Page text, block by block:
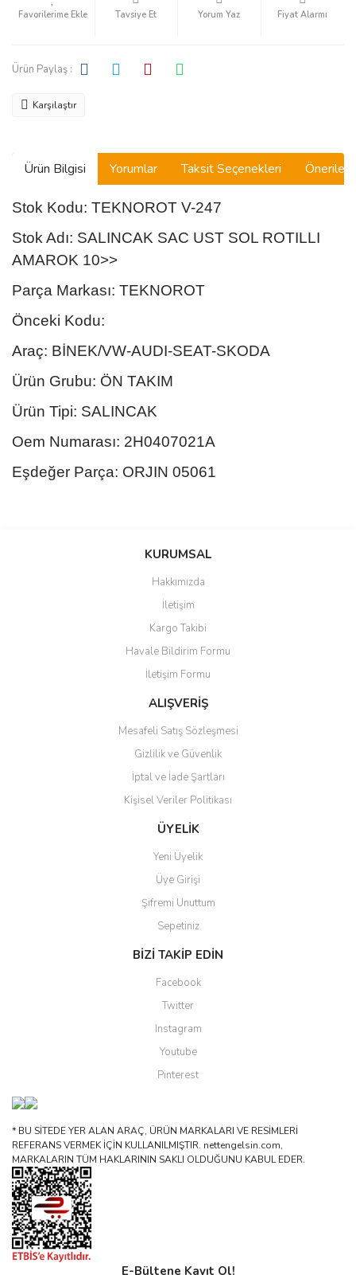
Tavsiye Et Yorum Yaz Fiyat Alarmı
Ürün Paylaş :
Karşılaştır
Ürün Bilgisi Yorumlar Taksit Seçenekleri
Stok Kodu: TEKNOROT V-247
Stok Adı: SALINCAK SAC UST SOL ROTILLI
AMAROK 10>>
Parça Markası: TEKNOROT
Önceki Kodu:
Araç: BİNEK/VW-AUDI-SEAT-SKODA
Ürün Grubu: ÖN TAKIM
Ürün Tipi: SALINCAK
Oem Numarası: 2H0407021A
Eşdeğer Parça: ORJIN 05061
Bu ürüne ilk yorumu siz yapın!
Yorum Yaz
Ürün resmi kalitesiz, bozuk veya görüntülenemiyor.
Ürün açıklamasında eksik bilgiler bulunuyor.
Ürün bilgilerinde hatalar bulunuyor.
Ürün fiyatı diğer sitelerden daha pahalı.
Bu ürüne benzer farklı alternatifler olmalı.
Gönder
KURUMSAL
Hakkımızda
İletişim
Kargo Takibi
Havale Bildirim Formu
İletişim Formu
ALIŞVERİŞ
Mesafeli Satış Sözleşmesi
Gizlilik ve Güvenlik
İptal ve İade Şartları
Kişisel Veriler Politikası
ÜYELİK
Yeni Üyelik
Üye Girişi
Şifremi Unuttum
Sepetiniz
BİZİ TAKİP EDİN
Facebook
Twitter
Instagram
Youtube
Pinterest
* BU SİTEDE YER ALAN ARAÇ, ÜRÜN MARKALARI VE RESİMLERİ
REFERANS VERMEK İÇİN KULLANILMIŞTIR. nettengelsin.com,
MARKALARIN TÜM HAKLARININ SAKLI OLDUĞUNU KABUL EDER.
E-Bültene Kayıt Ol!